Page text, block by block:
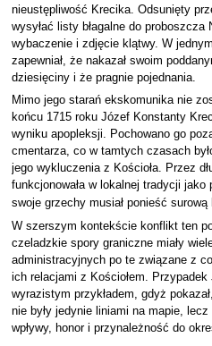
nieustępliwość Krecika. Odsunięty
wysyłać listy błagalne do
wybaczenie i zdjęcie klątwy. W
zapewniał, że nakazał swoim
dziesięciny i że pragnie pojednania.
Mimo jego starań ekskomunika nie
końcu 1715 roku Józef Konstanty
wyniku apopleksji. Pochowano go
cmentarza, co w tamtych czasach
jego wykluczenia z Kościoła. Przez
funkcjonowała w lokalnej tradycji jako
swoje grzechy musiał ponieść surową
W szerszym kontekście konflikt ten
czeladzkie spory graniczne miały
administracyjnych po te związane z
ich relacjami z Kościołem.
wyrazistym przykładem, gdyż
nie były jedynie liniami na mapie,
wpływy, honor i przynależność do